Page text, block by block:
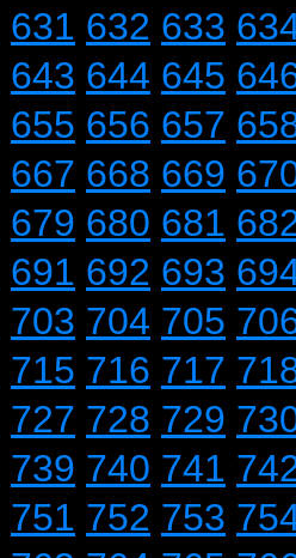
631 632 633
643 644 645
655 656 657
667 668 669
679 680 681
691 692 693
703 704 705
715 716 717
727 728 729
739 740 741
751 752 753